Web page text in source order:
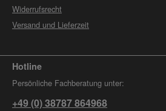
Widerrufsrecht
Versand und Lieferzeit
Hotline
Persönliche Fachberatung unter:
+49 (0) 38787 864968